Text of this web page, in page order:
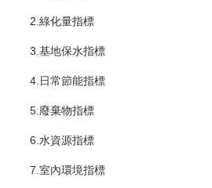
2.綠化量指標
3.基地保水指標
4.日常節能指標
5.廢棄物指標
6.水資源指標
7.室內環境指標